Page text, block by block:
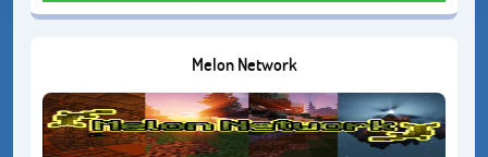
Melon Network